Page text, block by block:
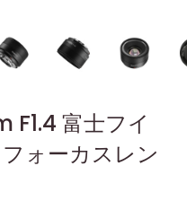
富士フイ
ォーカスレン